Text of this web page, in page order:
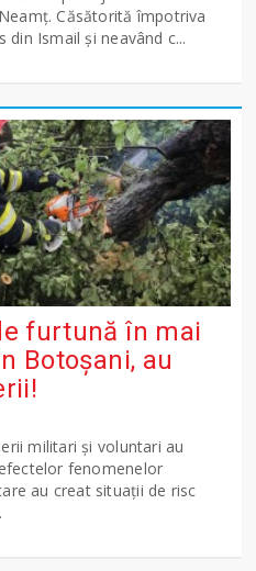
Căsătorită împotriva
Ismail şi neavând c...
furtună în mai
Botoșani, au
militari și voluntari au
fenomenelor
au creat situații de risc